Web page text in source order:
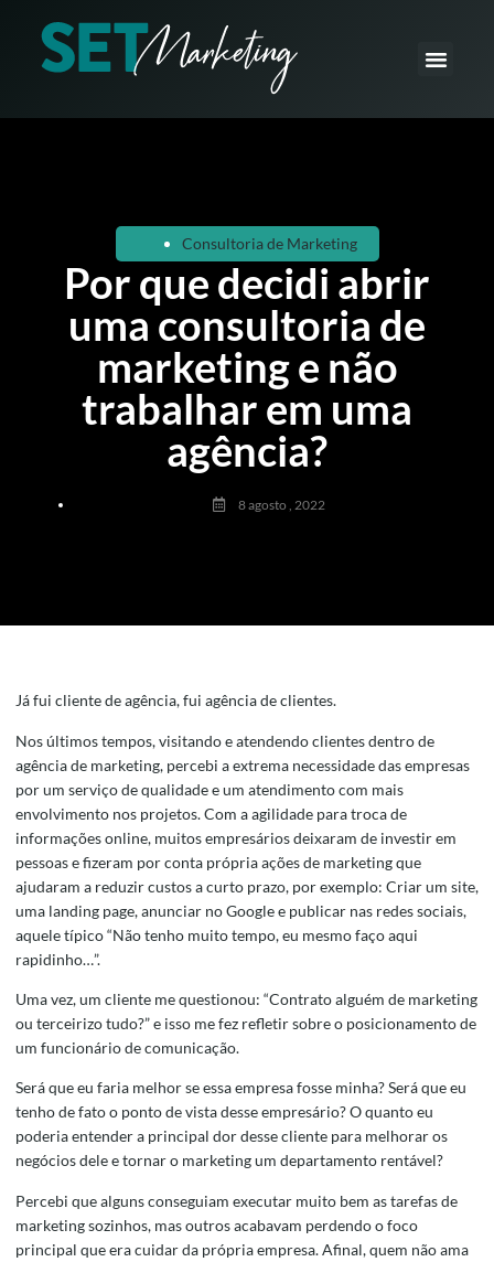
Consultoria de Marketing
Por que decidi abrir
uma consultoria de
marketing e não
trabalhar em uma
agência?
8 agosto , 2022
Já fui cliente de agência, fui agência de clientes.
Nos últimos tempos, visitando e atendendo clientes dentro de
agência de marketing, percebi a extrema necessidade das empresas
por um serviço de qualidade e um atendimento com mais
envolvimento nos projetos. Com a agilidade para troca de
informações online, muitos empresários deixaram de investir em
pessoas e fizeram por conta própria ações de marketing que
ajudaram a reduzir custos a curto prazo, por exemplo: Criar um site,
uma landing page, anunciar no Google e publicar nas redes sociais,
aquele típico “Não tenho muito tempo, eu mesmo faço aqui
rapidinho…”.
Uma vez, um cliente me questionou: “Contrato alguém de marketing
ou terceirizo tudo?” e isso me fez refletir sobre o posicionamento de
um funcionário de comunicação.
Será que eu faria melhor se essa empresa fosse minha? Será que eu
tenho de fato o ponto de vista desse empresário? O quanto eu
poderia entender a principal dor desse cliente para melhorar os
negócios dele e tornar o marketing um departamento rentável?
Percebi que alguns conseguiam executar muito bem as tarefas de
marketing sozinhos, mas outros acabavam perdendo o foco
principal que era cuidar da própria empresa. Afinal, quem não ama